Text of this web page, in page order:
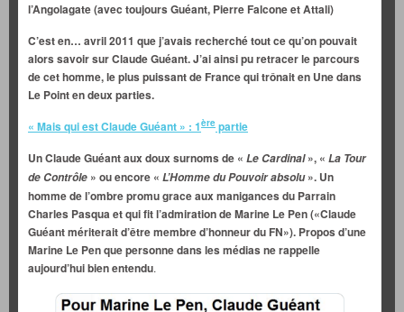
l’Angolagate (avec toujours Guéant, Pierre Falcone et Attali)
C’est en… avril 2011 que j’avais recherché tout ce qu’on pouvait
alors savoir sur Claude Guéant. J’ai ainsi pu retracer le parcours
de cet homme, le plus puissant de France qui trônait en Une dans
Le Pointen deux parties.
« Mais qui est Claude Guéant » : 1ère partie
Un Claude Guéant aux doux surnoms de « Le Cardinal», « La Tour
de Contrôle » ou encore « L’Hommedu Pouvoir absolu». Un
homme de l’ombre promu grace aux manigances du Parrain
Charles Pasqua et qui fit l’admiration de Marine Le Pen («Claude
Guéant mériterait d’être membre d’honneur du FN»). Propos d’une
Marine Le Pen que personne dans les médias ne rappelle
aujourd’hui bien entendu.